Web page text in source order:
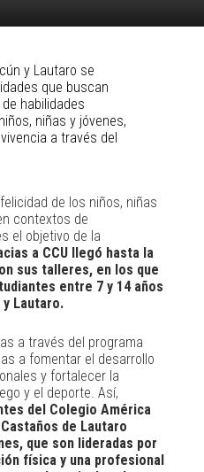
y Lautaro se
que buscan
habilidades
niñas y jóvenes,
a través del
de los niños, niñas
contextos de
el objetivo de la
a CCU llegó hasta la
sus talleres, en los que
entre 7 y 14 años
y Lautaro.
a través del programa
a fomentar el desarrollo
y fortalecer la
y el deporte. Así,
del Colegio América
de Lautaro
que son lideradas por
física y una profesional